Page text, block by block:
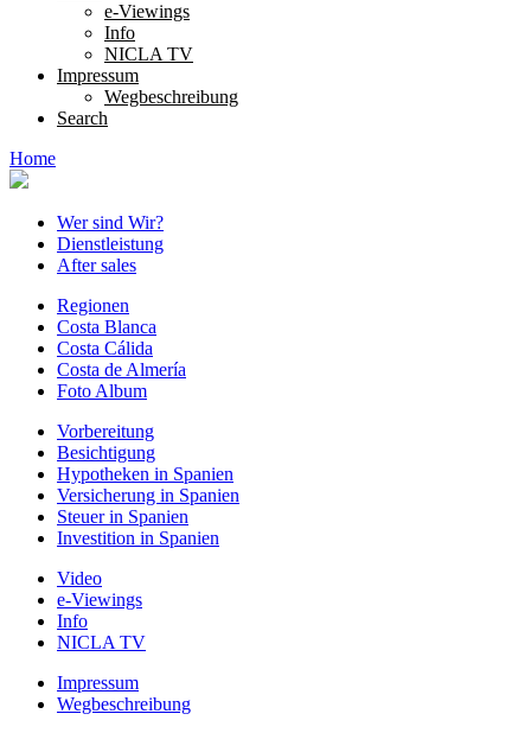
e-Viewings
Info
NICLA TV
Impressum
Wegbeschreibung
Search
Home
Wer sind Wir?
Dienstleistung
After sales
Regionen
Costa Blanca
Costa Cálida
Costa de Almería
Foto Album
Vorbereitung
Besichtigung
Hypotheken in Spanien
Versicherung in Spanien
Steuer in Spanien
Investition in Spanien
Video
e-Viewings
Info
NICLA TV
Impressum
Wegbeschreibung